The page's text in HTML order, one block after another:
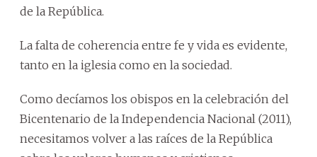
de la República.
La falta de coherencia entre fe y vida es evidente,
tanto en la iglesia como en la sociedad.
Como decíamos los obispos en la celebración del
Bicentenario de la Independencia Nacional (2011),
necesitamos volver a las raíces de la República